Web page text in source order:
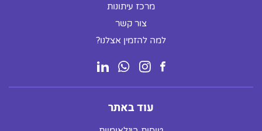
מרכז עיתונות
צור קשר
למה להזמין אצלנו?
עוד באתר